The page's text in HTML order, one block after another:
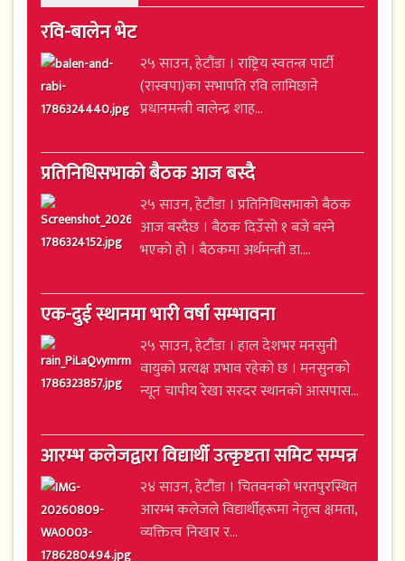
रवि-बालेन भेट
२५ साउन, हेटौंडा । राष्ट्रिय स्वतन्त्र पार्टी
(रास्वपा)का सभापति रवि लामिछाने
प्रधानमन्त्री वालेन्द्र शाह...
प्रतिनिधिसभाको बैठक आज बस्दै
२५ साउन, हेटौंडा । प्रतिनिधिसभाको बैठक
आज बस्दैछ । बैठक दिउँसो १ बजे बस्ने
भएको हो । बैठकमा अर्थमन्त्री डा....
एक-दुई स्थानमा भारी वर्षा सम्भावना
२५ साउन, हेटौंडा । हाल देशभर मनसुनी
वायुको प्रत्यक्ष प्रभाव रहेको छ । मनसुनको
न्यून चापीय रेखा सरदर स्थानको आसपास...
आरम्भ कलेजद्वारा विद्यार्थी उत्कृष्टता समिट सम्पन्न
२४ साउन, हेटौंडा । चितवनको भरतपुरस्थित
आरम्भ कलेजले विद्यार्थीहरूमा नेतृत्व क्षमता,
व्यक्तित्व निखार र...